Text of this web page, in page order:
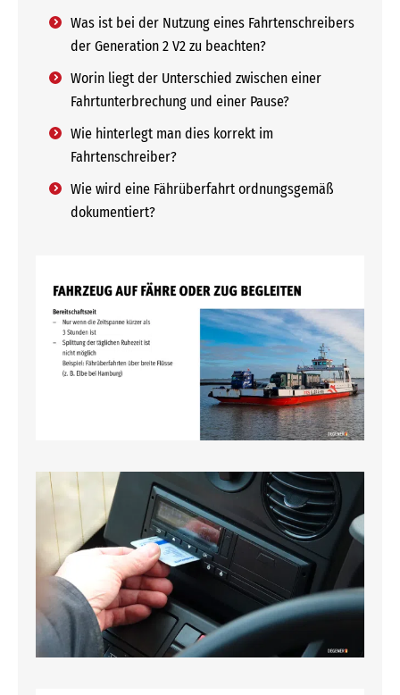
Was ist bei der Nutzung eines Fahrtenschreibers
der Generation 2 V2 zu beachten?
Worin liegt der Unterschied zwischen einer
Fahrtunterbrechung und einer Pause?
Wie hinterlegt man dies korrekt im
Fahrtenschreiber?
Wie wird eine Fährüberfahrt ordnungsgemäß
dokumentiert?